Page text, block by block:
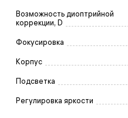
Возможность диоптрийной
коррекции, D
Фокусировка
Корпус
Подсветка
Регулировка яркости